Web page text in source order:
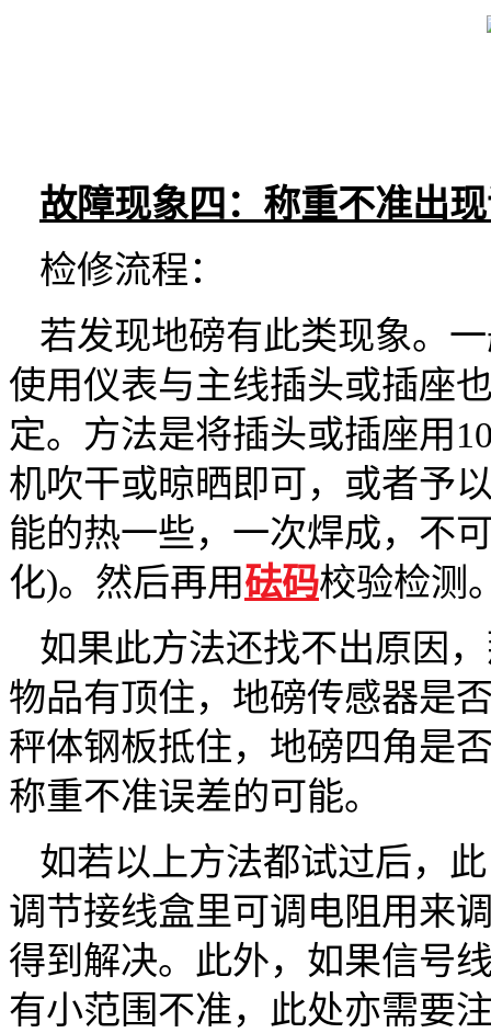
故障现象四：称重不准出
检修流程：
若发现地磅有此类现象。
使用仪表与主线插头或插座
定。方法是将插头或插座用
机吹干或晾晒即可，或者予
能的热一些，一次焊成，不
化)。然后再用砝码校验检测
如果此方法还找不出原因
物品有顶住，地磅传感器是
秤体钢板抵住，地磅四角是
称重不准误差的可能。
如若以上方法都试过后，
调节接线盒里可调电阻用来
得到解决。此外，如果信号
有小范围不准，此处亦需要